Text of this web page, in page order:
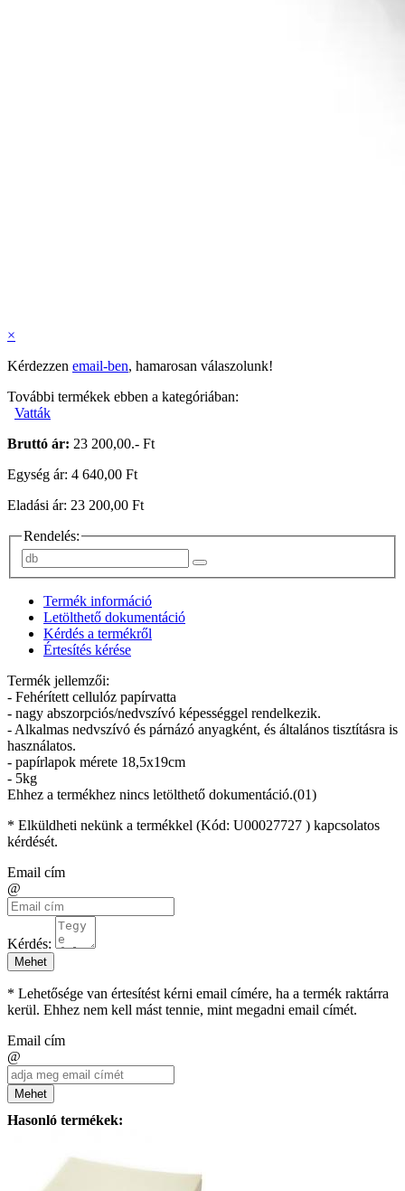
×
Kérdezzen email-ben, hamarosan válaszolunk!
További termékek ebben a kategóriában:
Vatták
Bruttó ár: 23 200,00.- Ft
Egység ár: 4 640,00 Ft
Eladási ár: 23 200,00 Ft
Rendelés:
Termék információ
Letölthető dokumentáció
Kérdés a termékről
Értesítés kérése
Termék jellemzői:
- Fehérített cellulóz papírvatta
- nagy abszorpciós/nedvszívó képességgel rendelkezik.
- Alkalmas nedvszívó és párnázó anyagként, és általános tisztításra is
használatos.
- papírlapok mérete 18,5x19cm
- 5kg
Ehhez a termékhez nincs letölthető dokumentáció.(01)
* Elküldheti nekünk a termékkel (Kód: U00027727 ) kapcsolatos
kérdését.
Email cím
@
Kérdés:
Mehet
* Lehetősége van értesítést kérni email címére, ha a termék raktárra
kerül. Ehhez nem kell mást tennie, mint megadni email címét.
Email cím
@
Mehet
Hasonló termékek: